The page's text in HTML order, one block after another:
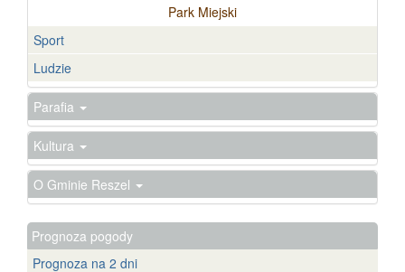
Park Miejski
Sport
Ludzie
Parafia
Kultura
O Gminie Reszel
Prognoza pogody
Prognoza na 2 dni